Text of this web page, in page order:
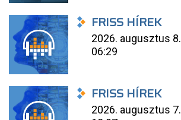
FRISS HÍREK
2026. augusztus 8.
06:29
FRISS HÍREK
2026. augusztus 7.